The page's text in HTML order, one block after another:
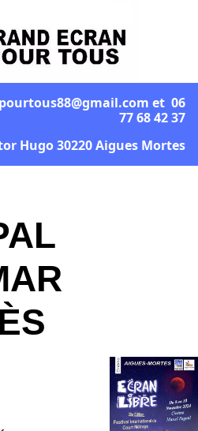
et 06
77 68 42 37
Hugo 30220 Aigues Mortes
ÈS